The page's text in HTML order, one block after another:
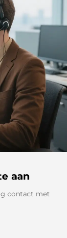
aan
contact met